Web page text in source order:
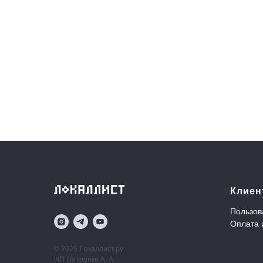
© 2025 Локаллист.ру
ИП Петренко А. А.
Оплата